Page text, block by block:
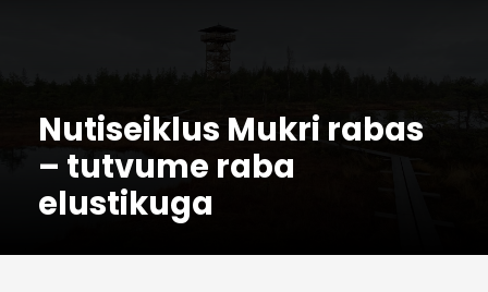
Nutiseiklus Mukri rabas
– tutvume raba
elustikuga